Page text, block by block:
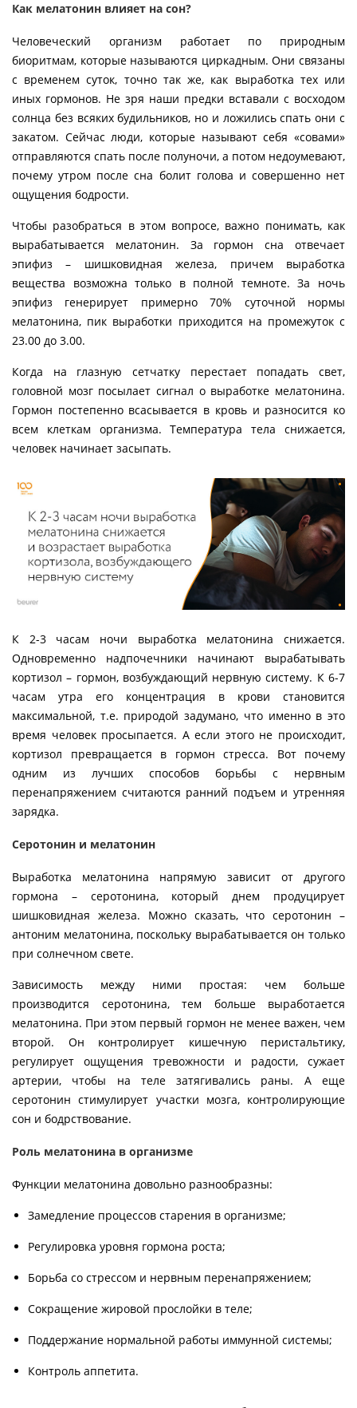
Как мелатонин влияет на сон?
Человеческий организм работает по природным
биоритмам, которые называются циркадным. Они связаны
с временем суток, точно так же, как выработка тех или
иных гормонов. Не зря наши предки вставали с восходом
солнца без всяких будильников, но и ложились спать они с
закатом. Сейчас люди, которые называют себя «совами»
отправляются спать после полуночи, а потом недоумевают,
почему утром после сна болит голова и совершенно нет
ощущения бодрости.
Чтобы разобраться в этом вопросе, важно понимать, как
вырабатывается мелатонин. За гормон сна отвечает
эпифиз – шишковидная железа, причем выработка
вещества возможна только в полной темноте. За ночь
эпифиз генерирует примерно 70% суточной нормы
мелатонина, пик выработки приходится на промежуток с
23.00 до 3.00.
Когда на глазную сетчатку перестает попадать свет,
головной мозг посылает сигнал о выработке мелатонина.
Гормон постепенно всасывается в кровь и разносится ко
всем клеткам организма. Температура тела снижается,
человек начинает засыпать.
К 2-3 часам ночи выработка мелатонина снижается.
Одновременно надпочечники начинают вырабатывать
кортизол – гормон, возбуждающий нервную систему. К 6-7
часам утра его концентрация в крови становится
максимальной, т.е. природой задумано, что именно в это
время человек просыпается. А если этого не происходит,
кортизол превращается в гормон стресса. Вот почему
одним из лучших способов борьбы с нервным
перенапряжением считаются ранний подъем и утренняя
зарядка.
Серотонин и мелатонин
Выработка мелатонина напрямую зависит от другого
гормона – серотонина, который днем продуцирует
шишковидная железа. Можно сказать, что серотонин –
антоним мелатонина, поскольку вырабатывается он только
при солнечном свете.
Зависимость между ними простая: чем больше
производится серотонина, тем больше выработается
мелатонина. При этом первый гормон не менее важен, чем
второй. Он контролирует кишечную перистальтику,
регулирует ощущения тревожности и радости, сужает
артерии, чтобы на теле затягивались раны. А еще
серотонин стимулирует участки мозга, контролирующие
сон и бодрствование.
Роль мелатонина в организме
Функции мелатонина довольно разнообразны:
Замедление процессов старения в организме;
Регулировка уровня гормона роста;
Борьба со стрессом и нервным перенапряжением;
Сокращение жировой прослойки в теле;
Поддержание нормальной работы иммунной системы;
Контроль аппетита.